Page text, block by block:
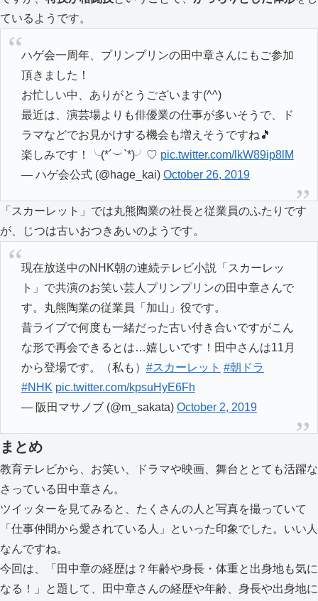
ているようです。
ハゲ会一周年、プリンプリンの田中章さんにもご参加
頂きました！
お忙しい中、ありがとうございます(^^)
最近は、演芸場よりも俳優業の仕事が多いそうで、ド
ラマなどでお見かけする機会も増えそうですね🎵
楽しみです！╰(*´︶`*)╯♡ pic.twitter.com/lkW89ip8lM
— ハゲ会公式 (@hage_kai) October 26, 2019
「スカーレット」では丸熊陶業の社長と従業員のふたりです
が、じつは古いおつきあいのようです。
現在放送中のNHK朝の連続テレビ小説「スカーレッ
ト」で共演のお笑い芸人プリンプリンの田中章さんで
す。丸熊陶業の従業員「加山」役です。
昔ライブで何度も一緒だった古い付き合いですがこん
な形で再会できるとは…嬉しいです！田中さんは11月
から登場です。（私も） #スカーレット #朝ドラ
#NHK pic.twitter.com/kpsuHyE6Fh
— 阪田マサノブ (@m_sakata) October 2, 2019
まとめ
教育テレビから、お笑い、ドラマや映画、舞台ととても活躍な
さっている田中章さん。
ツイッターを見てみると、たくさんの人と写真を撮っていて
「仕事仲間から愛されている人」といった印象でした。いい人
なんですね。
今回は、「田中章の経歴は？年齢や身長・体重と出身地も気に
なる！」と題して、田中章さんの経歴や年齢、身長や出身地に